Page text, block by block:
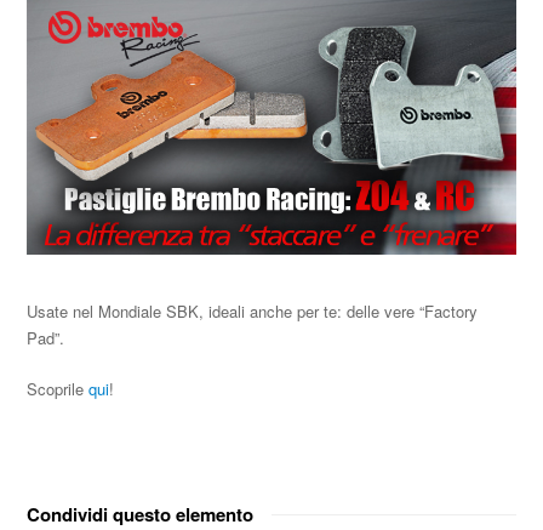
Usate nel Mondiale SBK, ideali anche per te: delle vere “Factory
Pad”.
Scoprilequi!
Condividi questo elemento